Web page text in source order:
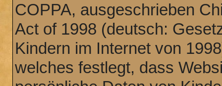
COPPA, ausgeschrieben
Act of 1998 (deutsch:
Kindern im Internet von
welches festlegt, dass